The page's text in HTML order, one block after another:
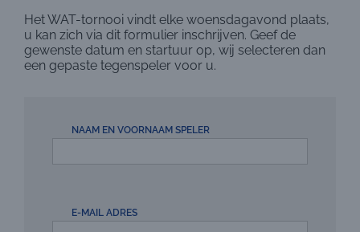
Het WAT-tornooi vindt elke woensdagavond plaats,
u kan zich via dit formulier inschrijven. Geef de
gewenste datum en startuur op, wij selecteren dan
een gepaste tegenspeler voor u.
NAAM EN VOORNAAM SPELER
E-MAIL ADRES